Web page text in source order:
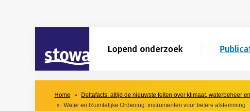
Lopend onderzoek
Home Deltafacts: altijd de nieuwste feiten over klimaat, waterbeheer
Water en Ruimtelijke Ordening: instrumenten voor betere afstemming